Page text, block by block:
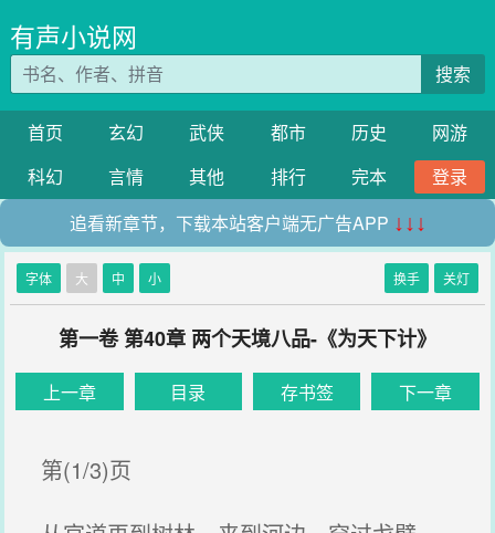
有声小说网
搜索
首页 玄幻 武侠 都市 历史
网游
科幻
言情 其他 排行 完本
登录
追看新章节，下载本站客户端无广告APP ↓↓↓
字体 大 中 小 换手 关灯
第一卷 第40章 两个天境八品-《为天下计》
上一章 目录 存书签 下一章
第(1/3)页